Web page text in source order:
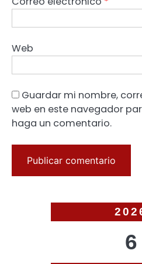
Web
Guardar mi nombre,
web en este navegador
haga un comentario.
6